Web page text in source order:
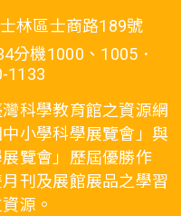
林區士商路189號
分機1000、1005．
1133
科學教育館之資源網
小學科學展覽會」與
展覽會」歷屆優勝作
刊及展館展品之學習
源。